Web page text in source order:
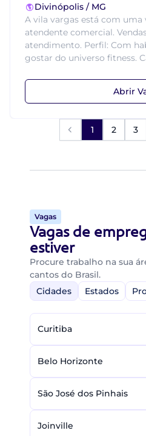
Divinópolis / MG
A vila vargas está com uma
atendente comercial.
atendimento. Perfil: Com
gostar do universo fitness.
Abrir
1 2 3
Vagas
Vagas de
estiver
Procure trabalho na sua
cantos do Brasil.
Cidades
Estados
Curitiba
Belo Horizonte
São José dos Pinhais
Joinville